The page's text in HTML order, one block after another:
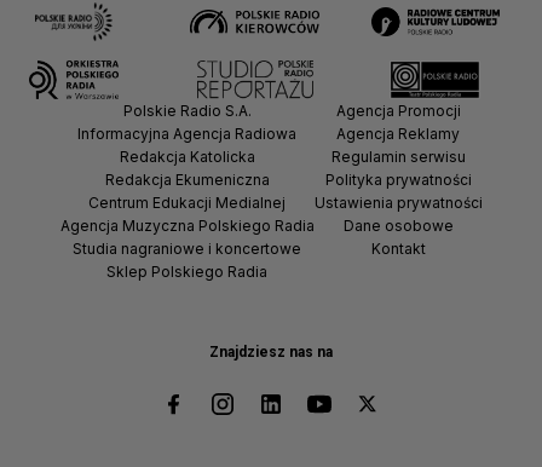
Znajdziesz nas na
Polskie Radio S.A.
Informacyjna Agencja Radiowa
Redakcja Katolicka
Redakcja Ekumeniczna
Centrum Edukacji Medialnej
Agencja Muzyczna Polskiego Radia
Studia nagraniowe i koncertowe
Sklep Polskiego Radia
Agencja Promocji
Agencja Reklamy
Regulamin serwisu
Polityka prywatności
Ustawienia prywatności
Dane osobowe
Kontakt